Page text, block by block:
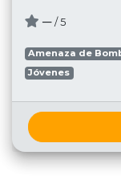
─ / 5
Amenaza de
Jóvenes